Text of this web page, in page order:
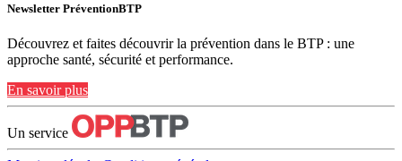
Newsletter PréventionBTP
Découvrez et faites découvrir la prévention dans le BTP : une
approche santé, sécurité et performance.
En savoir plus
Un service